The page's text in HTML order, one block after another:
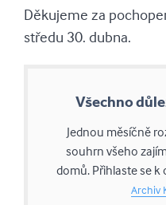
Děkujeme za
středu 30. dubna.
Všechno
Jednou měsíčně
souhrn všeho
domů. Přihlaste se k
Archiv